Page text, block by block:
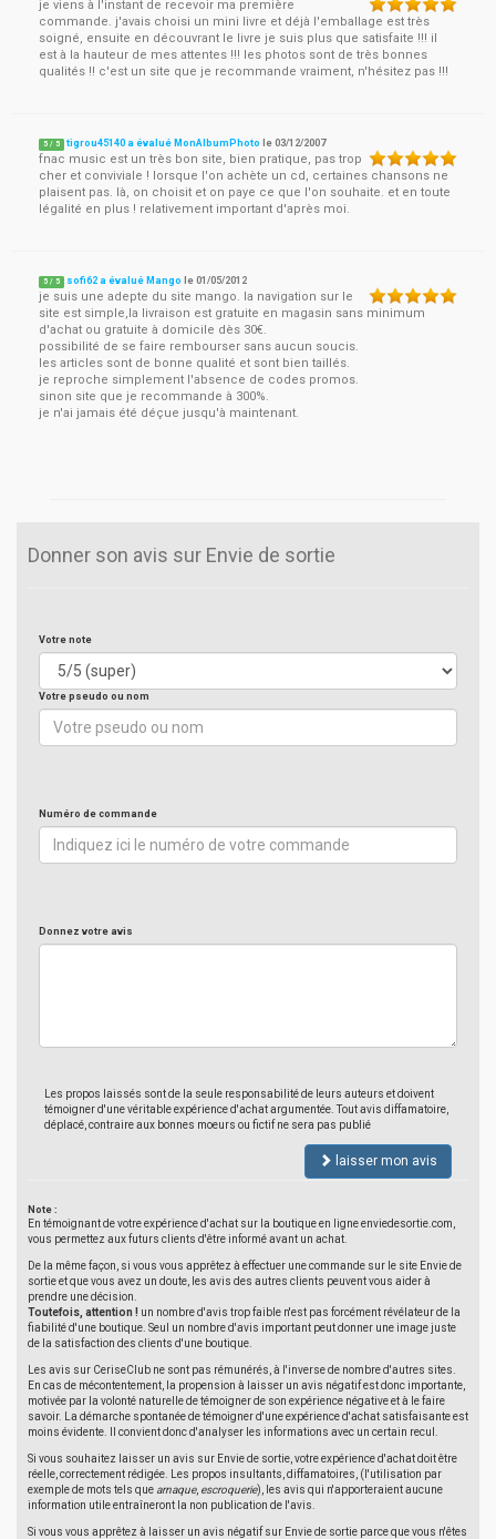
je viens à l'instant de recevoir ma première
commande. j'avais choisi un mini livre et déjà l'emballage est très
soigné, ensuite en découvrant le livre je suis plus que satisfaite !!! il
est à la hauteur de mes attentes !!! les photos sont de très bonnes
qualités !! c'est un site que je recommande vraiment, n'hésitez pas !!!
5 / 5 tigrou45140 a évalué MonAlbumPhoto le03/12/2007
fnac music est un très bon site, bien pratique, pas trop
cher et conviviale ! lorsque l'on achète un cd, certaines chansons ne
plaisent pas. là, on choisit et on paye ce que l'on souhaite. et en toute
légalité en plus ! relativement important d'après moi.
5 / 5 sofi62 a évalué Mango le01/05/2012
je suis une adepte du site mango. la navigation sur le
site est simple,la livraison est gratuite en magasin sans minimum
d'achat ou gratuite à domicile dès 30€.
possibilité de se faire rembourser sans aucun soucis.
les articles sont de bonne qualité et sont bien taillés.
je reproche simplement l'absence de codes promos.
sinon site que je recommande à 300%.
je n'ai jamais été déçue jusqu'à maintenant.
Donner son avis sur Envie de sortie
Votre note
Votre pseudo ou nom
Numéro de commande
Donnez votre avis
Les propos laissés sont de la seule responsabilité de leurs auteurs et doivent
témoigner d'une véritable expérience d'achat argumentée. Tout avis diffamatoire,
déplacé, contraire aux bonnes moeurs ou fictif ne sera pas publié
laisser mon avis
Note :
En témoignant de votre expérience d'achat sur la boutique en ligne enviedesortie.com,
vous permettez aux futurs clients d'être informé avant un achat.
De la même façon, si vous vous apprêtez à effectuer une commande sur le site Envie de
sortie et que vous avez un doute, les avis des autres clients peuvent vous aider à
prendre une décision.
Toutefois, attention ! un nombre d'avis trop faible n'est pas forcément révélateur de la
fiabilité d'une boutique. Seul un nombre d'avis important peut donner une image juste
de la satisfaction des clients d'une boutique.
Les avis sur CeriseClub ne sont pas rémunérés, à l'inverse de nombre d'autres sites.
En cas de mécontentement, la propension à laisser un avis négatif est donc importante,
motivée par la volonté naturelle de témoigner de son expérience négative et à le faire
savoir. La démarche spontanée de témoigner d'une expérience d'achat satisfaisante est
moins évidente. Il convient donc d'analyser les informations avec un certain recul.
Si vous souhaitez laisser un avis sur Envie de sortie, votre expérience d'achat doit être
réelle, correctement rédigée. Les propos insultants, diffamatoires, (l'utilisation par
exemple de mots tels que arnaque, escroquerie), les avis qui n'apporteraient aucune
information utile entraîneront la non publication de l'avis.
Si vous vous apprêtez à laisser un avis négatif sur Envie de sortie parce que vous n'êtes